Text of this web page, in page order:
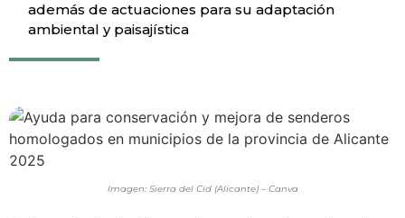
además de actuaciones para su adaptación
ambiental y paisajística
Imagen: Sierra del Cid (Alicante) – Canva